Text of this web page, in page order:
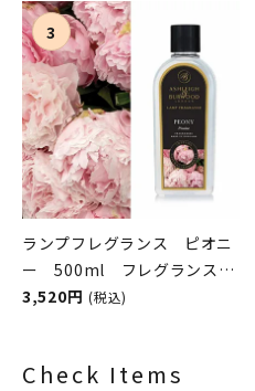
ASHLEIGH&BURWOOD（ア
シュレイアンドバーウッド）
ランプフレグランス ピオニ
ー 500ml フレグランスラ
ンプ用オイル
3,520円 (税込)
Check Items